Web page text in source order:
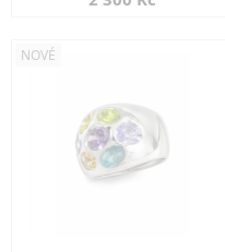
NOVÉ